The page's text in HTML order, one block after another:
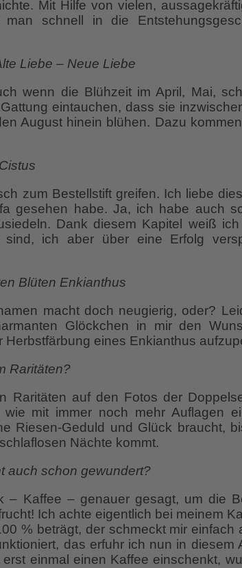
Mit Hilfe von vielen,
schnell in die
Liebe – Neue Liebe
wenn die Blühzeit im April, Mai,
eintauchen, dass sie
August hinein blühen. Dazu
Cistus
zum Bestellstift greifen. Ich liebe
gesehen habe. Ja, ich habe auch
Dank diesem Kapitel weiß
ich aber über eine Erfolg
Blüten Enkianthus
macht doch neugierig, oder?
Glöckchen in mir den
eines Enkianthus
Raritäten?
Raritäten auf den Fotos der
mit immer noch mehr Auflagen
Riesen-Geduld und Glück braucht,
Nächte kommt.
auch schon gewundert?
– Kaffee – genauer gesagt, um die
Ich achte eigentlich bei meinem
% beträgt, der schmeckt mir einfach
das erfuhr ich nun in diesem
einmal einen Kaffee einschenkt,